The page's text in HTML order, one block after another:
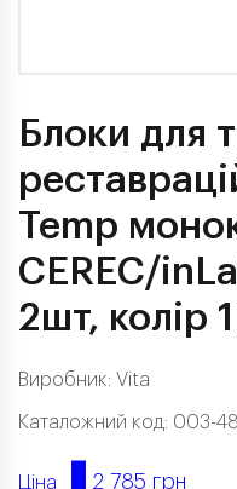
Блоки для
Temp
CEREC/
2шт, колір
Виробник: Vita
Каталожний код: 003-
Ціна 2 785 грн